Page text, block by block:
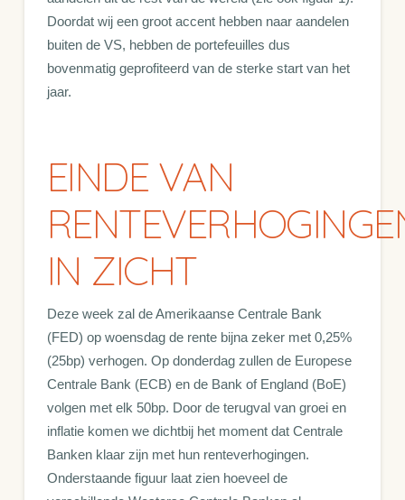
Doordat wij een groot accent hebben naar aandelen
buiten de VS, hebben de portefeuilles dus
bovenmatig geprofiteerd van de sterke start van het
jaar.
EINDE VAN
IN ZICHT
Deze week zal de Amerikaanse Centrale Bank
(FED) op woensdag de rente bijna zeker met 0,25%
(25bp) verhogen. Op donderdag zullen de Europese
Centrale Bank (ECB) en de Bank of England (BoE)
volgen met elk 50bp. Door de terugval van groei en
inflatie komen we dichtbij het moment dat Centrale
Banken klaar zijn met hun renteverhogingen.
Onderstaande figuur laat zien hoeveel de